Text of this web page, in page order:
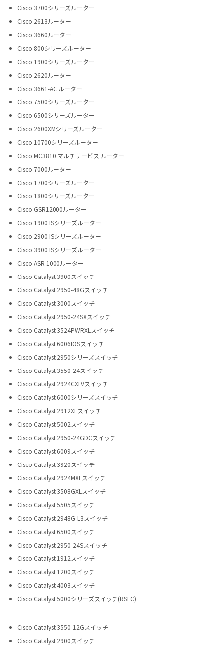
Cisco 3700シリーズルーター
Cisco 2613ルーター
Cisco 3660ルーター
Cisco 800シリーズルーター
Cisco 1900シリーズルーター
Cisco 2620ルーター
Cisco 3661-AC ルーター
Cisco 7500シリーズルーター
Cisco 6500シリーズルーター
Cisco 2600XMシリーズルーター
Cisco 10700シリーズルーター
Cisco MC3810 マルチサービス ルーター
Cisco 7000ルーター
Cisco 1700シリーズルーター
Cisco 1800シリーズルーター
Cisco GSR12000ルーター
Cisco 1900 ISシリーズルーター
Cisco 2900 ISシリーズルーター
Cisco 3900 ISシリーズルーター
Cisco ASR 1000ルーター
Cisco Catalyst 3900スイッチ
Cisco Catalyst 2950-48Gスイッチ
Cisco Catalyst 3000スイッチ
Cisco Catalyst 2950-24SXスイッチ
Cisco Catalyst 3524PWRXLスイッチ
Cisco Catalyst 6006IOSスイッチ
Cisco Catalyst 2950シリーズスイッチ
Cisco Catalyst 3550-24スイッチ
Cisco Catalyst 2924CXLVスイッチ
Cisco Catalyst 6000シリーズスイッチ
Cisco Catalyst 2912XLスイッチ
Cisco Catalyst 5002スイッチ
Cisco Catalyst 2950-24GDCスイッチ
Cisco Catalyst 6009スイッチ
Cisco Catalyst 3920スイッチ
Cisco Catalyst 2924MXLスイッチ
Cisco Catalyst 3508GXLスイッチ
Cisco Catalyst 5505スイッチ
Cisco Catalyst 2948G-L3スイッチ
Cisco Catalyst 6500スイッチ
Cisco Catalyst 2950-24Sスイッチ
Cisco Catalyst 1912スイッチ
Cisco Catalyst 1200スイッチ
Cisco Catalyst 4003スイッチ
Cisco Catalyst 5000シリーズスイッチ(RSFC)
Cisco Catalyst 3550-12Gスイッチ
Cisco Catalyst 2900スイッチ